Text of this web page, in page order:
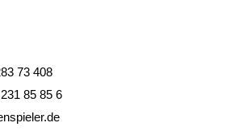
73 408
85 85 6